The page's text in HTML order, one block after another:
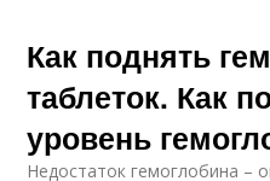
Как поднять
таблеток. Как
уровень
Недостаток гемоглобина –